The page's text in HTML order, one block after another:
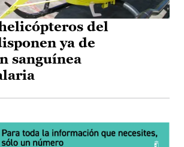
del
ya de
sanguínea